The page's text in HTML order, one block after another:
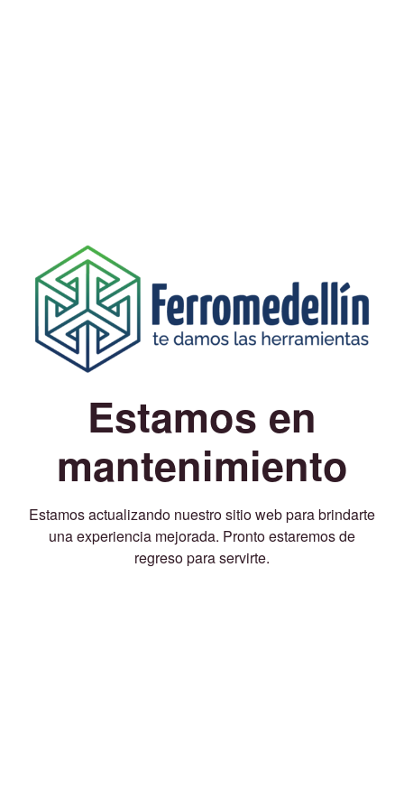
Estamos en
mantenimiento
Estamos actualizando nuestro sitio web para brindarte
una experiencia mejorada. Pronto estaremos de
regreso para servirte.